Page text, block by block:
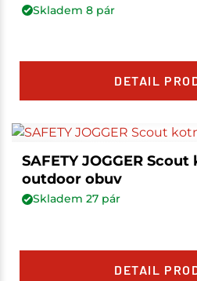
Skladem 8pár
DETAIL
SAFETY JOGGER
outdoor obuv
Skladem 27pár
DETAIL